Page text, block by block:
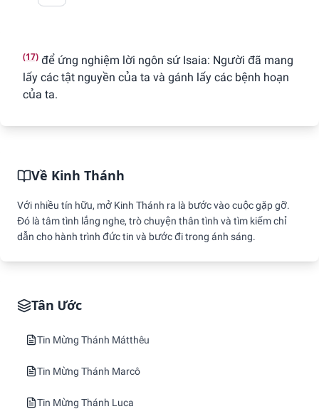
(17) để ứng nghiệm lời ngôn sứ Isaia: Người đã mang
lấy các tật nguyền của ta và gánh lấy các bệnh hoạn
của ta.
Về Kinh Thánh
Với nhiều tín hữu, mở Kinh Thánh ra là bước vào cuộc gặp gỡ.
Đó là tâm tình lắng nghe, trò chuyện thân tình và tìm kiếm chỉ
dẫn cho hành trình đức tin và bước đi trong ánh sáng.
Tân Ước
Tin Mừng Thánh Mátthêu
Tin Mừng Thánh Marcô
Tin Mừng Thánh Luca